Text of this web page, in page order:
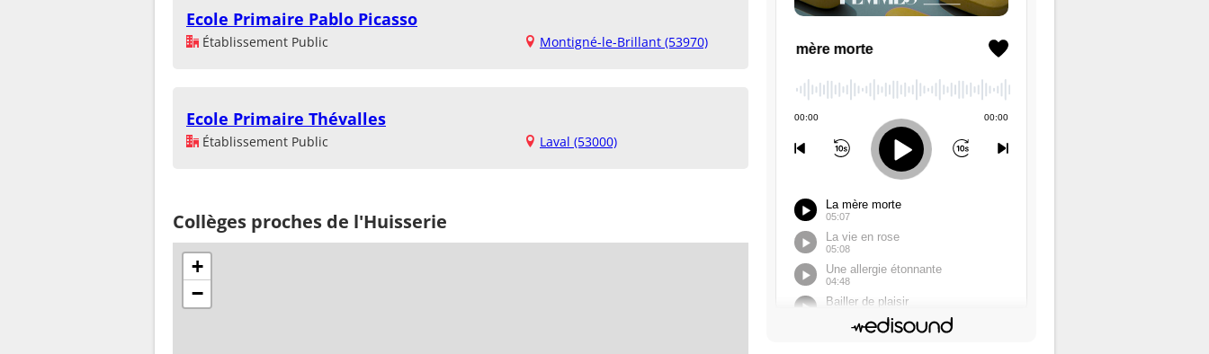
Ecole Primaire Pablo Picasso
Établissement Public Montigné-le-Brillant (53970)
Ecole Primaire Thévalles
Établissement Public Laval (53000)
Collèges proches de l'Huisserie
+
−